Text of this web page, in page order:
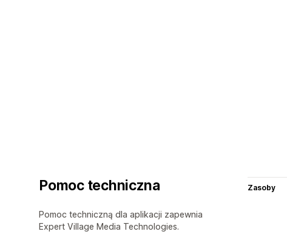
Pomoc techniczna
Pomoc techniczną dla aplikacji zapewnia
Expert Village Media Technologies.
Zasoby